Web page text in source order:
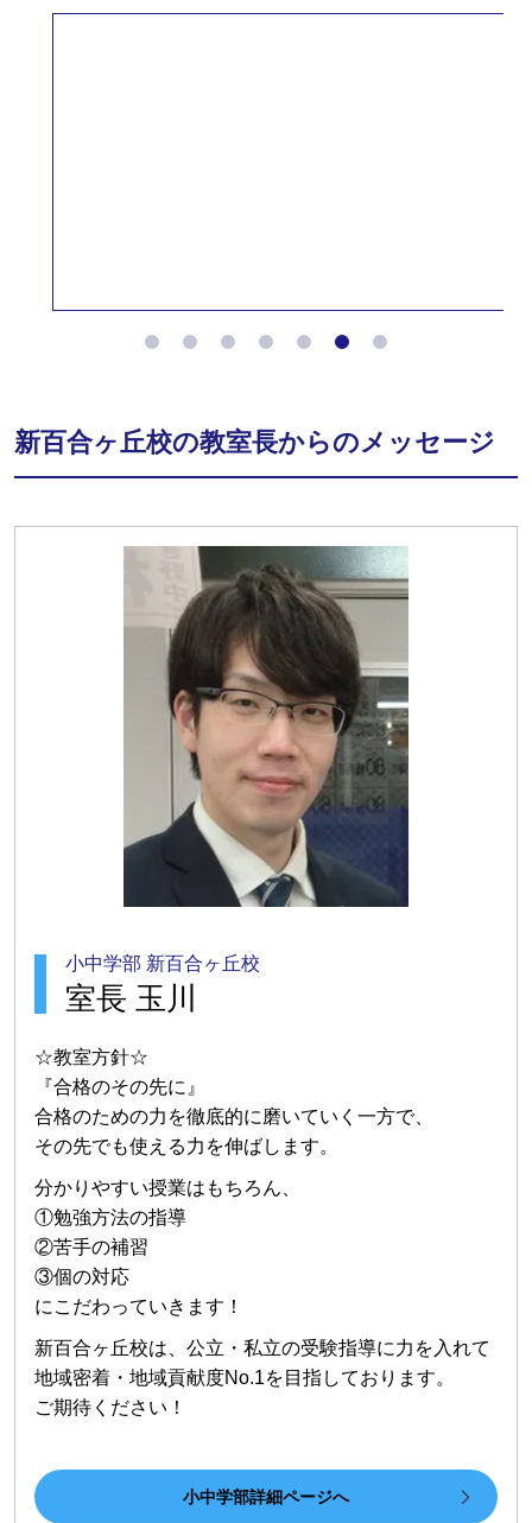
新百合ヶ丘校の教室長からのメッセージ
小中学部 新百合ヶ丘校
室長 玉川
☆教室方針☆
『合格のその先に』
合格のための力を徹底的に磨いていく一方で、
その先でも使える力を伸ばします。
分かりやすい授業はもちろん、
①勉強方法の指導
②苦手の補習
③個の対応
にこだわっていきます！
新百合ヶ丘校は、公立・私立の受験指導に力を入れて
地域密着・地域貢献度No.1を目指しております。
ご期待ください！
小中学部詳細ページへ